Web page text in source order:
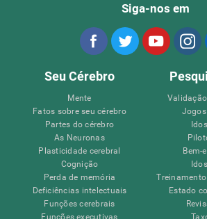
Siga-nos em
Seu Cérebro
Mente
Fatos sobre seu cérebro
Partes do cérebro
As Neuronas
Plasticidade cerebral
Cognição
Perda de memória
Deficiências intelectuais
Funções cerebrais
Funções executivas
Bem-
Estado